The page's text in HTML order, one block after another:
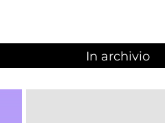
In archivio